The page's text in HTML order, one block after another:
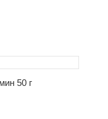
50 г